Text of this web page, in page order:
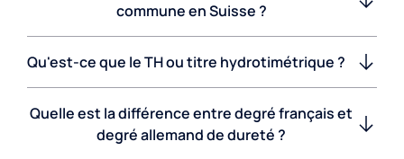
commune en Suisse ?
Qu'est-ce que le TH ou titre hydrotimétrique ?
Quelle est la différence entre degré français et
degré allemand de dureté ?